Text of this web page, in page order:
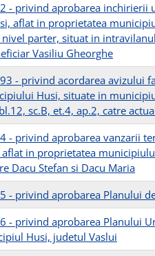
- privind aprobarea
aflat in proprietatea
parter, situat in
Vasiliu Gheorghe
- privind acordarea
Husi, situate in
sc.B, et.4, ap.2, catre
- privind aprobarea vanzarii
in proprietatea
Dacu Stefan si Dacu Maria
- privind aprobarea Planului
- privind aprobarea Planului
Husi, judetul Vaslui